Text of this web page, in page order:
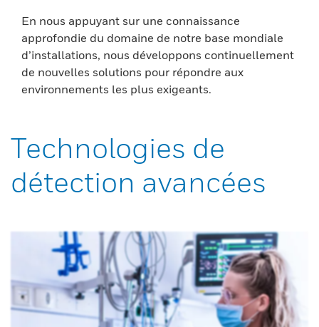
En nous appuyant sur une connaissance
approfondie du domaine de notre base mondiale
d’installations, nous développons continuellement
de nouvelles solutions pour répondre aux
environnements les plus exigeants.
Technologies de
détection avancées